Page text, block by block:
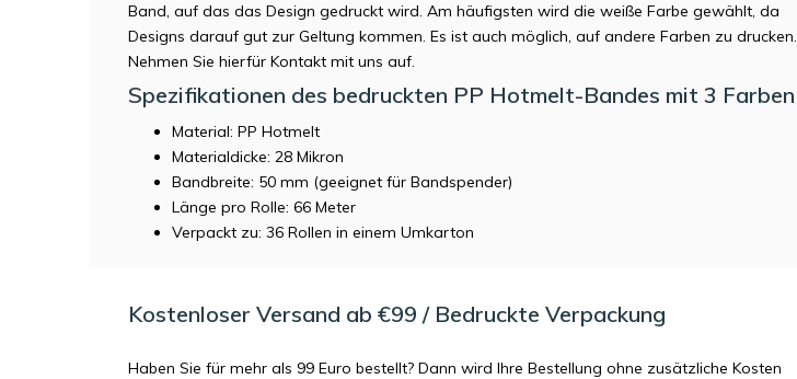
Band, auf das das Design gedruckt wird. Am häufigsten wird die weiße Farbe gewählt, da
Designs darauf gut zur Geltung kommen. Es ist auch möglich, auf andere Farben zu drucken.
Nehmen Sie hierfür Kontakt mit uns auf.
Spezifikationen des bedruckten PP Hotmelt-Bandes mit 3 Farben
Material: PP Hotmelt
Materialdicke: 28 Mikron
Bandbreite: 50 mm (geeignet für Bandspender)
Länge pro Rolle: 66 Meter
Verpackt zu: 36 Rollen in einem Umkarton
Kostenloser Versand ab €99 / Bedruckte Verpackung
Haben Sie für mehr als 99 Euro bestellt? Dann wird Ihre Bestellung ohne zusätzliche Kosten